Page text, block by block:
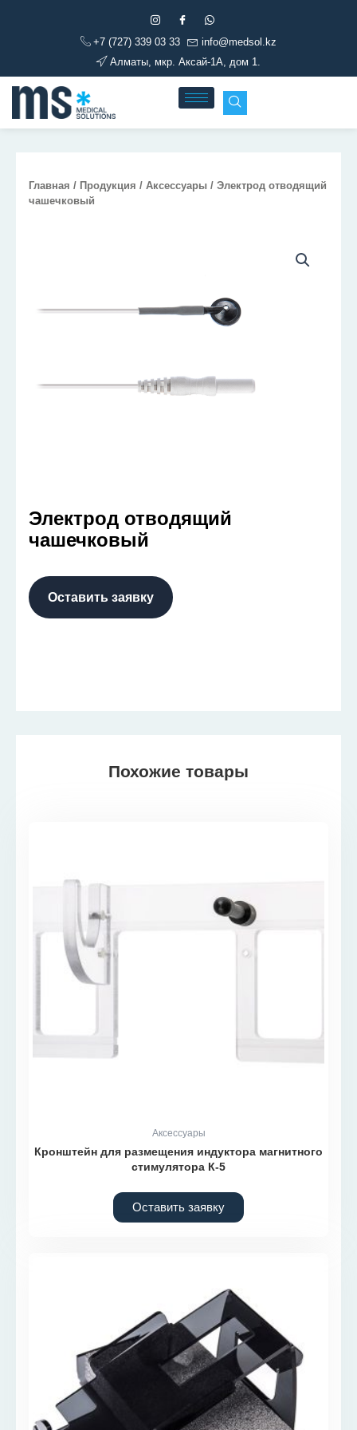
+7 (727) 339 03 33
info@medsol.kz
Алматы, мкр. Аксай-1А, дом 1.
Главная / Продукция / Аксессуары / Электрод отводящий
чашечковый
Электрод отводящий
чашечковый
Оставить заявку
Похожие товары
Аксессуары
Кронштейн для размещения индуктора магнитного
стимулятора К-5
Оставить заявку